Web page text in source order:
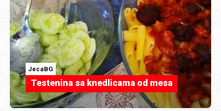
JecaBG
Testenina sa knedlicama od mesa